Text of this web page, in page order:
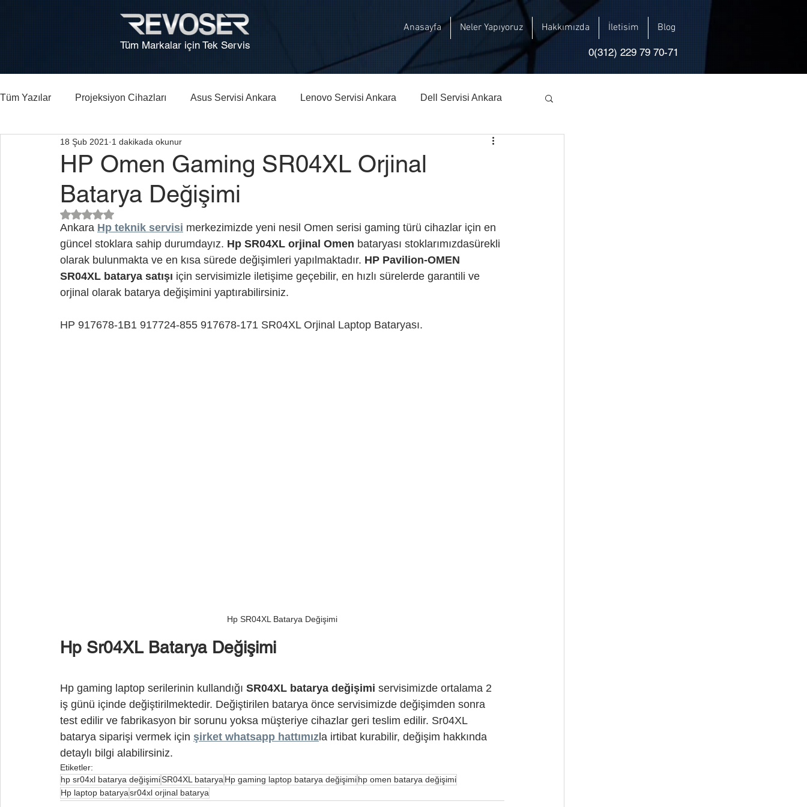
Tüm Markalar için Tek Servis
Anasayfa Neler Yapıyoruz Hakkımızda İletisim Blog
0(312) 229 79 70-71
Tüm Yazılar Projeksiyon Cihazları Asus Servisi Ankara Lenovo Servisi Ankara Dell Servisi Ankara
Bilgisayar, Laptop Tamiri Ankara
HP Omen Gaming SR04XL Orjinal
Batarya Değişimi
18 Şub 2021 1 dakikada okunur
5 üzerinden NaN yıldız
Ankara Hp teknik servisi merkezimizde yeni nesil Omen serisi gaming türü cihazlar için en
güncel stoklara sahip durumdayız. Hp SR04XL orjinal Omen bataryası stoklarımızdasürekli
olarak bulunmakta ve en kısa sürede değişimleri yapılmaktadır. HP Pavilion-OMEN
SR04XL batarya satışı için servisimizle iletişime geçebilir, en hızlı sürelerde garantili ve
orjinal olarak batarya değişimini yaptırabilirsiniz.
HP 917678-1B1 917724-855 917678-171 SR04XL Orjinal Laptop Bataryası.
Hp SR04XL Batarya Değişimi
Hp Sr04XL Batarya Değişimi
Hp gaming laptop serilerinin kullandığı SR04XL batarya değişimi servisimizde ortalama 2
iş günü içinde değiştirilmektedir. Değiştirilen batarya önce servisimizde değişimden sonra
test edilir ve fabrikasyon bir sorunu yoksa müşteriye cihazlar geri teslim edilir. Sr04XL
batarya siparişi vermek için şirket whatsapp hattımız la irtibat kurabilir, değişim hakkında
detaylı bilgi alabilirsiniz.
Etiketler:
hp sr04xl batarya değişimiSR04XL batarya Hp gaming laptop batarya değişimihp omen batarya değişimi
Hp laptop bataryasr04xl orjinal batarya